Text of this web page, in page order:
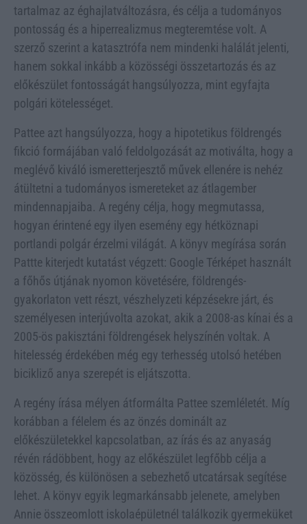
tartalmaz az éghajlatváltozásra, és célja a tudományos
pontosság és a hiperrealizmus megteremtése volt. A
szerző szerint a katasztrófa nem mindenki halálát jelenti,
hanem sokkal inkább a közösségi összetartozás és az
előkészület fontosságát hangsúlyozza, mint egyfajta
polgári kötelességet.
Pattee azt hangsúlyozza, hogy a hipotetikus földrengés
fikció formájában való feldolgozását az motiválta, hogy a
meglévő kiváló ismeretterjesztő művek ellenére is nehéz
átültetni a tudományos ismereteket az átlagember
mindennapjaiba. A regény célja, hogy megmutassa,
hogyan érintené egy ilyen esemény egy hétköznapi
portlandi polgár érzelmi világát. A könyv megírása során
Pattte kiterjedt kutatást végzett: Google Térképet használt
a főhős útjának nyomon követésére, földrengés-
gyakorlaton vett részt, vészhelyzeti képzésekre járt, és
személyesen interjúvolta azokat, akik a 2008-as kínai és a
2005-ös pakisztáni földrengések helyszínén voltak. A
hitelesség érdekében még egy terhesség utolsó hetében
bicikliző anya szerepét is eljátszotta.
A regény írása mélyen átformálta Pattee szemléletét. Míg
korábban a félelem és az önzés dominált az
előkészületekkel kapcsolatban, az írás és az anyaság
révén rádöbbent, hogy az előkészület legfőbb célja a
közösség, és különösen a sebezhető utcatársak segítése
lehet. A könyv egyik legmarkánsabb jelenete, amelyben
Annie összeomlott iskolaépületnél találkozik gyermeküket